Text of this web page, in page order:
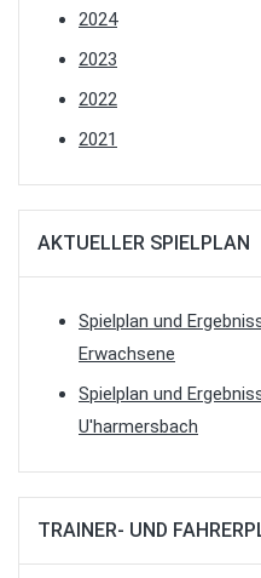
2024
2023
2022
2021
AKTUELLER SPIELPLAN
Spielplan und
Erwachsene
Spielplan und
U'harmersbach
TRAINER- UND